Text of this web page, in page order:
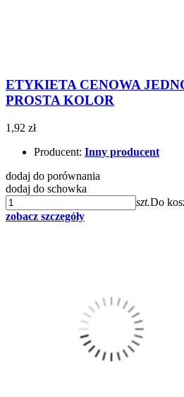
ETYKIETA CENOWA
PROSTA KOLOR
1,92 zł
Producent: Inny producent
dodaj do porównania
dodaj do schowka
szt.Do
zobacz szczegóły